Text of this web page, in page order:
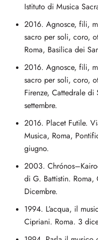
Istituto di Musica
2016. Agnosce, fili,
sacro per soli, coro,
Roma, Basilica dei
2016. Agnosce, fili,
sacro per soli, coro,
Firenze, Cattedrale
settembre.
2016. Placet Futile.
Musica, Roma,
giugno.
2003.
di G. Battistin.
Dicembre.
1994. L’acqua, il
Cipriani. Roma. 3